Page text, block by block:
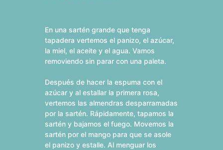
En una sartén grande que tenga
tapadera vertemos el panizo, el azúcar,
la miel, el aceite y el agua. Vamos
removiendo sin parar con una paleta.
Después de hacer la espuma con el
azúcar y al estallar la primera rosa,
vertemos las almendras desparramadas
por la sartén. Rápidamente, tapamos la
sartén y bajamos el fuego. Movemos la
sartén por el mango para que se asole
el panizo y estalle. Al menguar los